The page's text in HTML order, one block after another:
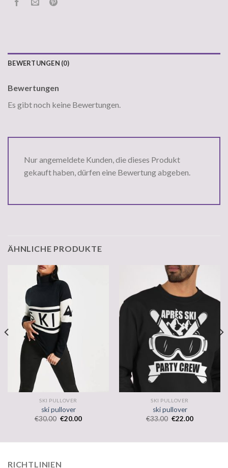
BEWERTUNGEN (0)
Bewertungen
Es gibt noch keine Bewertungen.
Nur angemeldete Kunden, die dieses Produkt
gekauft haben, dürfen eine Bewertung abgeben.
ÄHNLICHE PRODUKTE
SKI PULLOVER
ski pullover
€30.00 €20.00
SKI PULLOVER
ski pullover
€33.00 €22.00
RICHTLINIEN